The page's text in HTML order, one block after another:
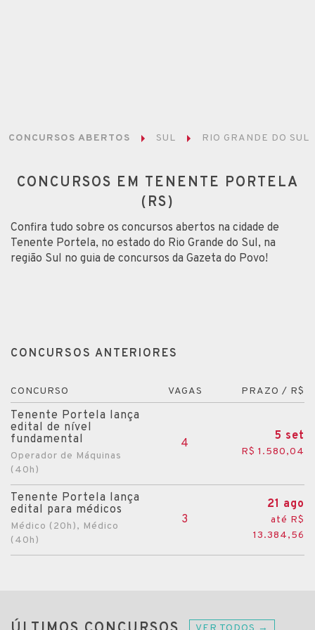
CONCURSOS ABERTOS SUL RIO GRANDE DO SUL
CONCURSOS EM TENENTE PORTELA
(RS)
Confira tudo sobre os concursos abertos na cidade de
Tenente Portela, no estado do Rio Grande do Sul, na
região Sul no guia de concursos da Gazeta do Povo!
CONCURSOS ANTERIORES
CONCURSO VAGAS PRAZO / R$
Tenente Portela lança
edital de nível
fundamental
Operador de Máquinas
(40h)
4
5 set
R$ 1.580,04
Tenente Portela lança
edital para médicos
Médico (20h), Médico
(40h)
3
21 ago
até R$
13.384,56